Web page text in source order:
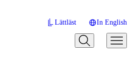
Lättläst In English